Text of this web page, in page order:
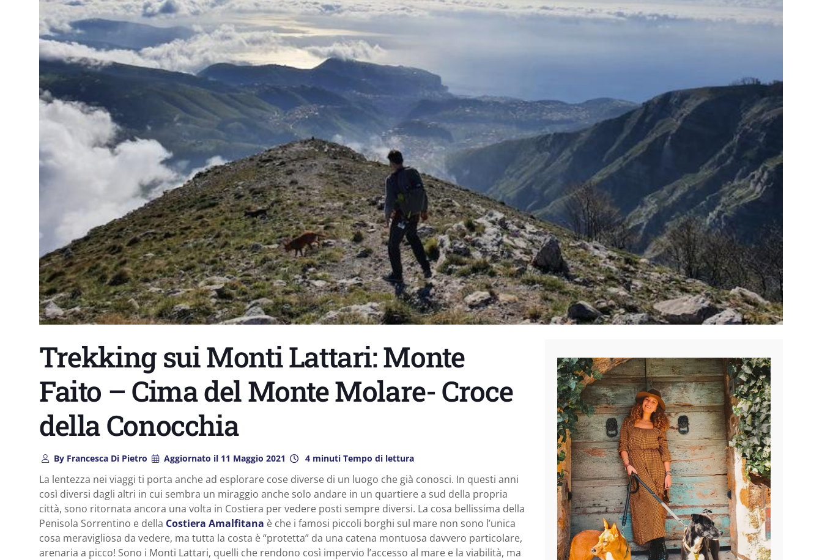
Trekking sui Monti Lattari: Monte
Faito – Cima del Monte Molare- Croce
della Conocchia
ByFrancesca Di Pietro Aggiornato il 11 Maggio 2021 4 minuti Tempo di lettura
La lentezza nei viaggi ti porta anche ad esplorare cose diverse di un luogo che già conosci. In questi anni
così diversi dagli altri in cui sembra un miraggio anche solo andare in un quartiere a sud della propria
città, sono ritornata ancora una volta in Costiera per vedere posti sempre diversi. La cosa bellissima della
Penisola Sorrentino e della Costiera Amalfitana è che i famosi piccoli borghi sul mare non sono l’unica
cosa meravigliosa da vedere, ma tutta la costa è “protetta” da una catena montuosa davvero particolare,
arenaria a picco! Sono i Monti Lattari, quelli che rendono così impervio l’accesso al mare e la viabilità, ma